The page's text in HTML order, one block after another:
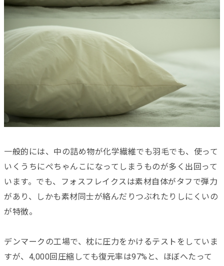
一般的には、中の詰め物が化学繊維でも羽毛でも、使って
いくうちにぺちゃんこになってしまうものが多く出回って
います。でも、フォスフレイクスは素材自体がタフで弾力
があり、しかも素材同士が絡んだりつぶれたりしにくいの
が特徴。
デンマークの工場で、枕に圧力をかけるテストをしていま
すが、4,000回圧縮しても復元率は97%と、ほぼへたって